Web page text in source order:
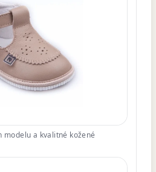
modelu a kvalitné kožené